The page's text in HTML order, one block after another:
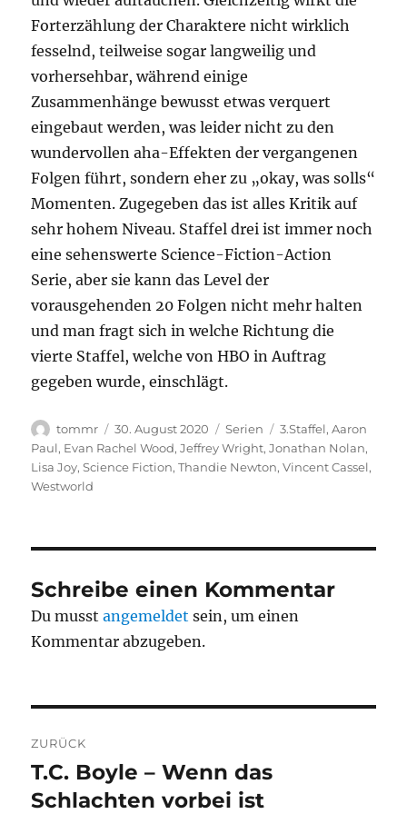
Forterzählung der Charaktere nicht wirklich
fesselnd, teilweise sogar langweilig und
vorhersehbar, während einige
Zusammenhänge bewusst etwas verquert
eingebaut werden, was leider nicht zu den
wundervollen aha-Effekten der vergangenen
Folgen führt, sondern eher zu „okay, was solls“
Momenten. Zugegeben das ist alles Kritik auf
sehr hohem Niveau. Staffel drei ist immer noch
eine sehenswerte Science-Fiction-Action
Serie, aber sie kann das Level der
vorausgehenden 20 Folgen nicht mehr halten
und man fragt sich in welche Richtung die
vierte Staffel, welche von HBO in Auftrag
gegeben wurde, einschlägt.
Autor
tommr
Veröffentlicht
am
30. August 2020 Kategorien
Serien Schlagwörter
3.Staffel,Aaron
Paul, Evan Rachel Wood,Jeffrey Wright,Jonathan Nolan,
Lisa Joy,Science Fiction,Thandie Newton,Vincent Cassel,
Westworld
Schreibe einen Kommentar
Du musstangemeldet sein, um einen
Kommentar abzugeben.
ZURÜCK
Vorheriger
Beitrag:
T.C. Boyle – Wenn das
Schlachten vorbei ist